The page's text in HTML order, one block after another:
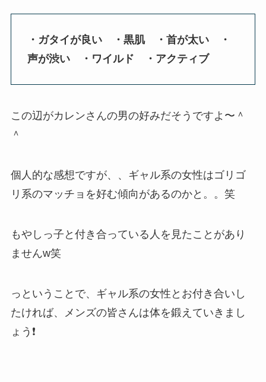
・ガタイが良い ・黒肌 ・首が太い ・
声が渋い ・ワイルド ・アクティブ
この辺がカレンさんの男の好みだそうですよ〜＾
＾
個人的な感想ですが、、ギャル系の女性はゴリゴ
リ系のマッチョを好む傾向があるのかと。。笑
もやしっ子と付き合っている人を見たことがあり
ませんw笑
っということで、ギャル系の女性とお付き合いし
たければ、メンズの皆さんは体を鍛えていきまし
ょう❗